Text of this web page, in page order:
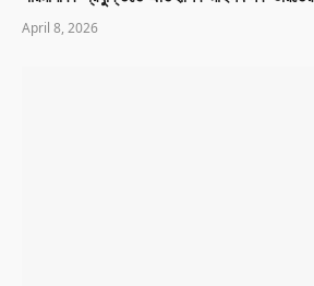
April 8, 2026